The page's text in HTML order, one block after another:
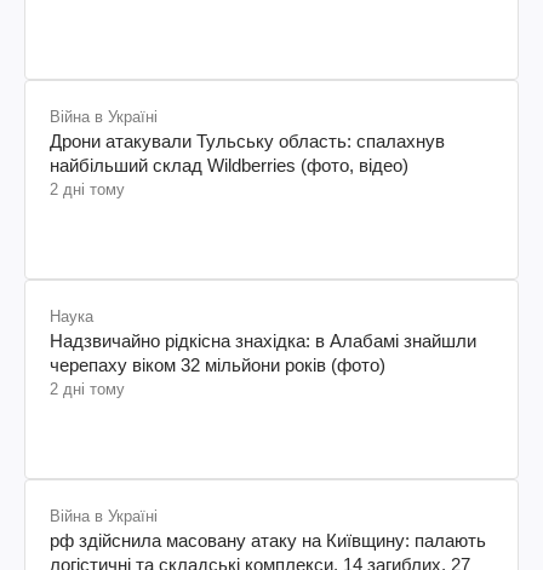
Війна в Україні
Дрони атакували Тульську область: спалахнув
найбільший склад Wildberries (фото, відео)
2 дні тому
Наука
Надзвичайно рідкісна знахідка: в Алабамі знайшли
черепаху віком 32 мільйони років (фото)
2 дні тому
Війна в Україні
рф здійснила масовану атаку на Київщину: палають
логістичні та складські комплекси, 14 загиблих, 27